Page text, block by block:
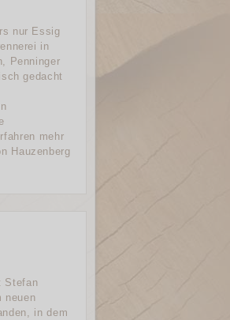
nur Essig
in
Penninger
gedacht
mehr
Hauzenberg
Stefan
neuen
in dem